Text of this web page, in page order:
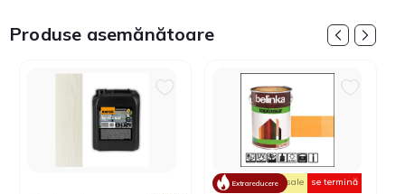
Produse asemănătoare
Extrareducere sale se termină